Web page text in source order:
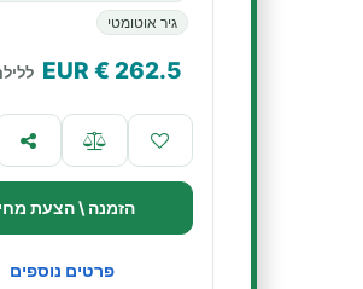
גיר אוטומטי
262.5
€ EUR
הזמנה \ הצעת
פרטים נוספים